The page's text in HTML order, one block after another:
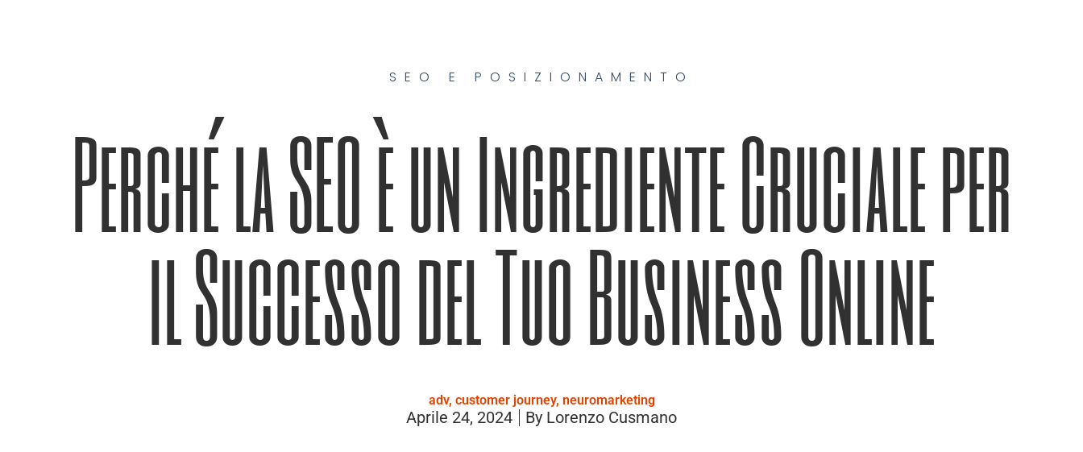
SEO E POSIZIONAMENTO
Perché la SEO è un Ingrediente Cruciale per
il Successo del Tuo Business Online
adv, customer journey, neuromarketing
Aprile 24, 2024 By Lorenzo Cusmano